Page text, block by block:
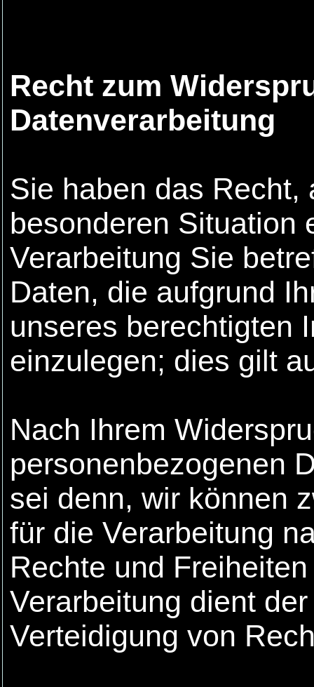
Recht zum
Datenverarbeitung
Sie haben das Recht,
besonderen Situation
Verarbeitung Sie
Daten, die aufgrund
unseres berechtigten
einzulegen; dies gilt
Nach Ihrem
personenbezogenen
sei denn, wir können
für die Verarbeitung
Rechte und
Verarbeitung dient
Verteidigung von